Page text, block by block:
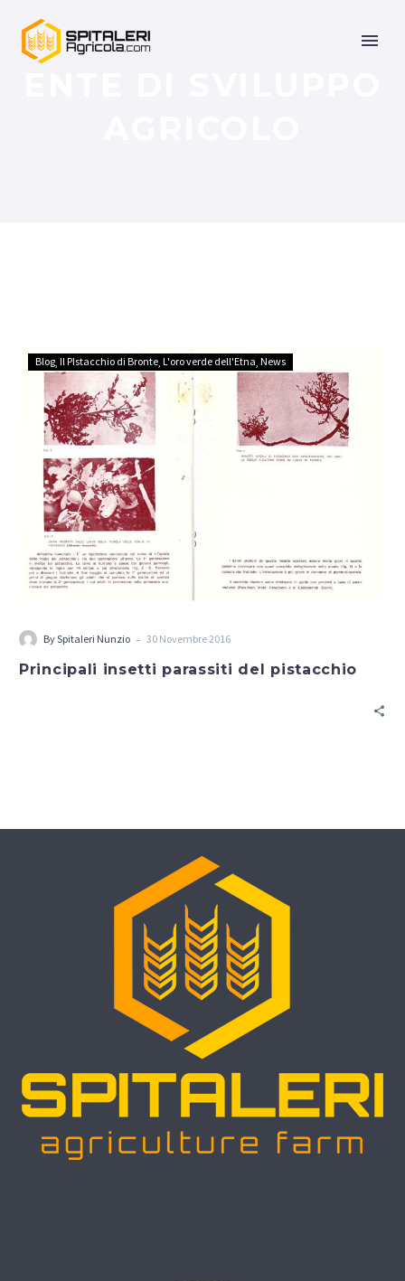
Blog Il PIstacchio di Bronte L'oro verde dell'Etna News
BySpitaleri Nunzio - 30 Novembre 2016
Principali insetti parassiti del pistacchio